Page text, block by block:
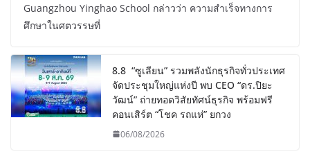
Guangzhou Yinghao School กล่าวว่า ความสำเร็จทางการ
ศึกษาในศตวรรษที่
8.8 “ซูเลียน” รวมพลังนักธุรกิจทั่วประเทศ
จัดประชุมใหญ่แห่งปี พบ CEO “ดร.ปิยะ
วัฒน์” ถ่ายทอดวิสัยทัศน์ธุรกิจ พร้อมฟรี
คอนเสิร์ต “โชค รถแห่” ยกวง
06/08/2026